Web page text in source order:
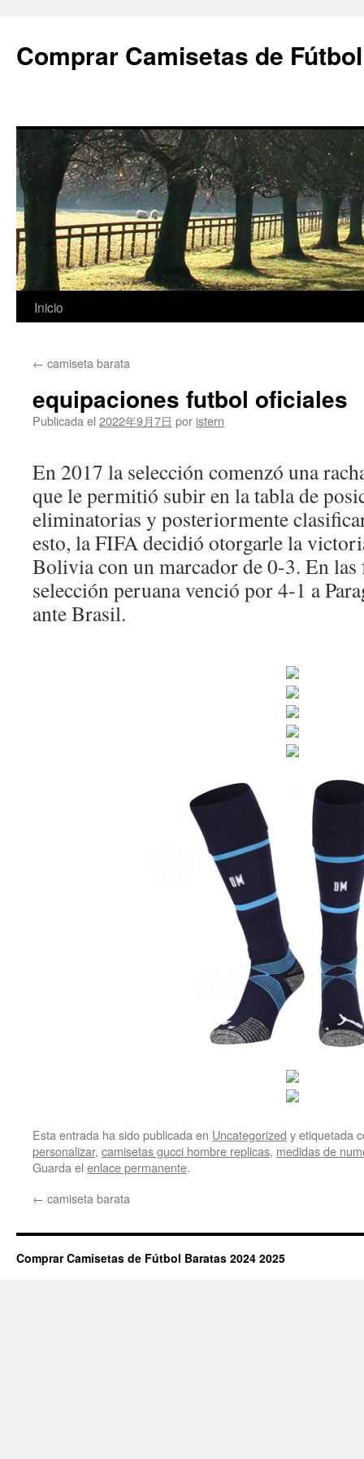
Comprar Camisetas de
Saltar
contenido
Inicio
← camiseta barata
equipaciones futbol oficiales
Publicada el 2022年9月7日 por istern
En 2017 la selección comenzó una
que le permitió subir en la tabla de
eliminatorias y posteriormente
esto, la FIFA decidió otorgarle la
Bolivia con un marcador de 0-3. En las
selección peruana venció por 4-1 a
ante Brasil.
Esta entrada ha sido publicada en Uncategorized y etiquetada
personalizar, camisetas gucci hombre replicas, medidas de
Guarda el enlace permanente.
← camiseta barata
Comprar Camisetas de Fútbol Baratas 2024 2025